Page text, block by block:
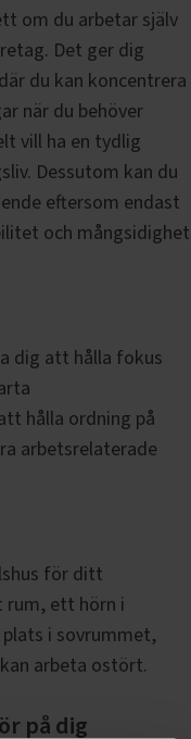
om du arbetar själv
Det ger dig
du kan koncentrera
när du behöver
vill ha en tydlig
Dessutom kan du
eftersom endast
och mångsidighet
dig att hålla fokus
hålla ordning på
arbetsrelaterade
för ditt
rum, ett hörn i
i sovrummet,
arbeta ostört.
på dig